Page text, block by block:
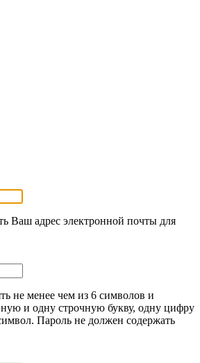
Ваш адрес электронной почты для
не менее чем из 6 символов и
и одну строчную букву, одну цифру
Пароль не должен содержать